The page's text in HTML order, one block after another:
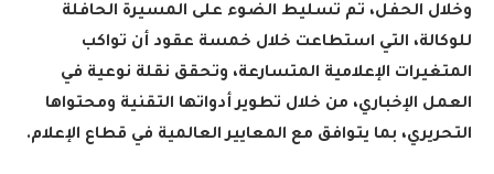
وخلال الحفل، تم تسليط الضوء على المسيرة الحافلة
للوكالة، التي استطاعت خلال خمسة عقود أن تواكب
المتغيرات الإعلامية المتسارعة، وتحقق نقلة نوعية في
العمل الإخباري، من خلال تطوير أدواتها التقنية ومحتواها
التحريري، بما يتوافق مع المعايير العالمية في قطاع الإعلام.